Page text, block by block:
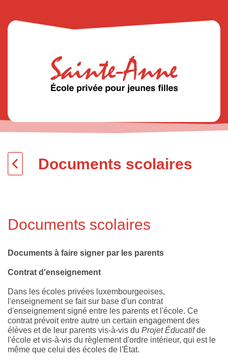
Documents scolaires
Documents scolaires
Documents à faire signer par les parents
Contrat d'enseignement
Dans les écoles privées luxembourgeoises,
l'enseignement se fait sur base d'un contrat
d'enseignement signé entre les parents et l'école. Ce
contrat prévoit entre autre un certain engagement des
élèves et de leur parents vis-à-vis du Projet Éducatifde
l'école et vis-à-vis du règlement d'ordre intérieur, qui est le
même que celui des écoles de l'État.